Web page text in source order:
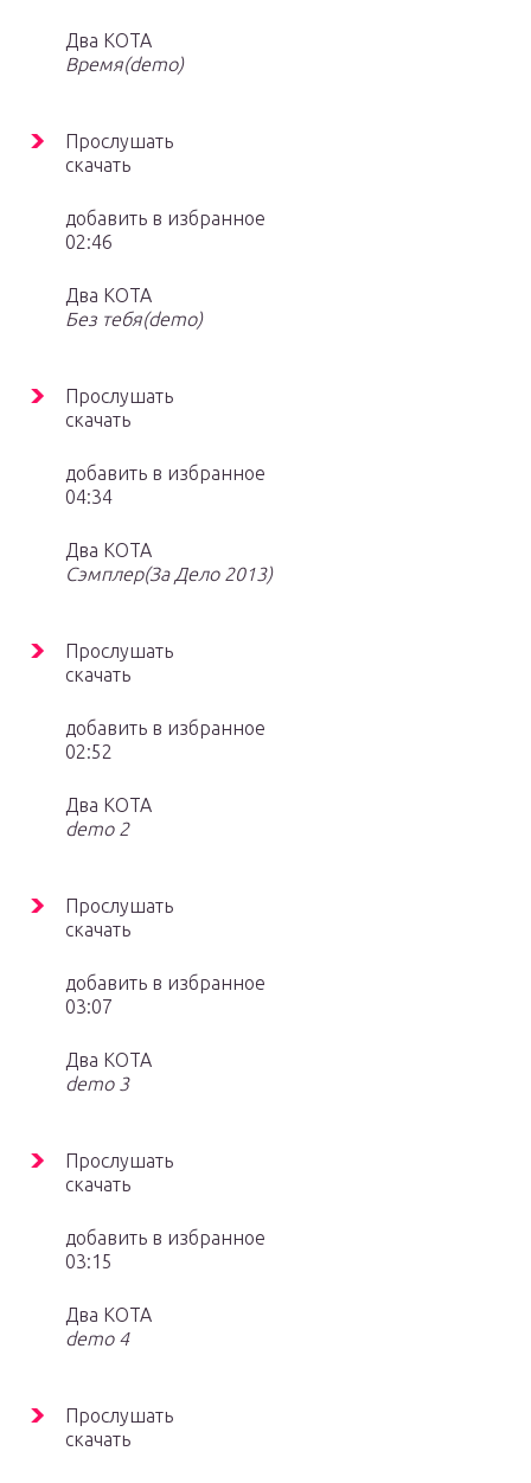
Два КОТА
Время(demo)
Прослушать
скачать
добавить в избранное
02:46
Два КОТА
Без тебя(demo)
Прослушать
скачать
добавить в избранное
04:34
Два КОТА
Сэмплер(За Дело 2013)
Прослушать
скачать
добавить в избранное
02:52
Два КОТА
demo 2
Прослушать
скачать
добавить в избранное
03:07
Два КОТА
demo 3
Прослушать
скачать
добавить в избранное
03:15
Два КОТА
demo 4
Прослушать
скачать